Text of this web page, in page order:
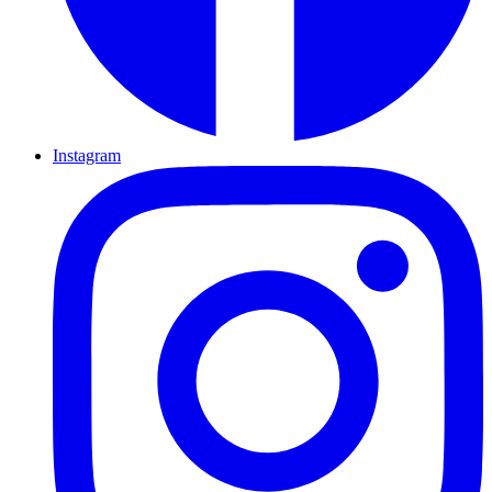
Instagram